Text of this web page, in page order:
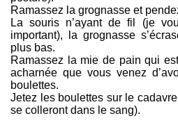
Ramassez la grognasse et
La souris n’ayant de fil (je
important), la grognasse
plus bas.
Ramassez la mie de pain qui
acharnée que vous venez
boulettes.
Jetez les boulettes sur le
se colleront dans le sang).